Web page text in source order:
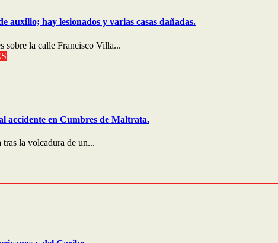
auxilio; hay lesionados y varias casas dañadas.
sobre la calle Francisco Villa...
accidente en Cumbres de Maltrata.
la volcadura de un...